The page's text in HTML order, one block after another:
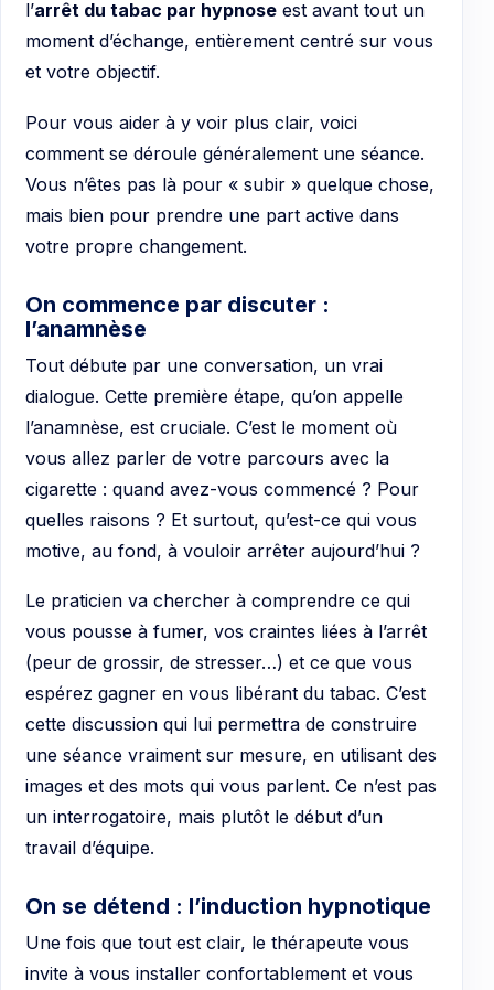
l’arrêt du tabac par hypnose est avant tout un
moment d’échange, entièrement centré sur vous
et votre objectif.
Pour vous aider à y voir plus clair, voici
comment se déroule généralement une séance.
Vous n’êtes pas là pour « subir » quelque chose,
mais bien pour prendre une part active dans
votre propre changement.
On commence par discuter :
l’anamnèse
Tout débute par une conversation, un vrai
dialogue. Cette première étape, qu’on appelle
l’anamnèse, est cruciale. C’est le moment où
vous allez parler de votre parcours avec la
cigarette : quand avez-vous commencé ? Pour
quelles raisons ? Et surtout, qu’est-ce qui vous
motive, au fond, à vouloir arrêter aujourd’hui ?
Le praticien va chercher à comprendre ce qui
vous pousse à fumer, vos craintes liées à l’arrêt
(peur de grossir, de stresser…) et ce que vous
espérez gagner en vous libérant du tabac. C’est
cette discussion qui lui permettra de construire
une séance vraiment sur mesure, en utilisant des
images et des mots qui vous parlent. Ce n’est pas
un interrogatoire, mais plutôt le début d’un
travail d’équipe.
On se détend : l’induction hypnotique
Une fois que tout est clair, le thérapeute vous
invite à vous installer confortablement et vous